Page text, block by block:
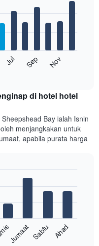
Jul Sep Nov
di hotel hotel
Bay ialah Isnin
menjangkakan untuk
apabila purata harga
JumaatSabtu Ahad